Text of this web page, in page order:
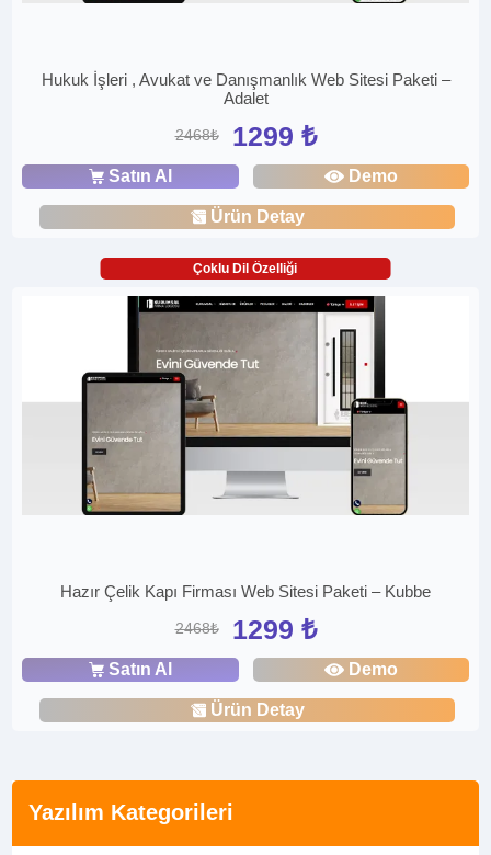
Yazılım Kategorileri
Hukuk İşleri , Avukat ve Danışmanlık Web Sitesi Paketi –
Adalet
2468₺ 1299 ₺
Satın Al Demo
Ürün Detay
Çoklu Dil Özelliği
Hazır Çelik Kapı Firması Web Sitesi Paketi – Kubbe
2468₺ 1299 ₺
Satın Al Demo
Ürün Detay